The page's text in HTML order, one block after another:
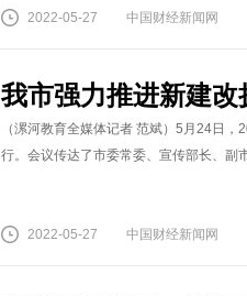
2022-05-27 中国财经新闻网
我市强力推进新建
（漯河教育全媒体记者 范斌）5月24日
行。会议传达了市委常委、宣传部长、副
2022-05-27 中国财经新闻网